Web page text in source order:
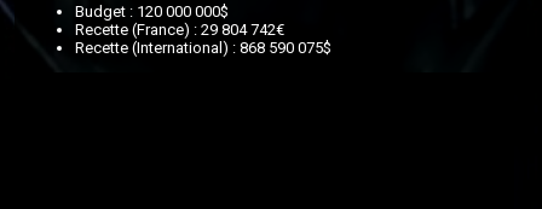
Budget : 120 000 000$
Recette (France) : 29 804 742€
Recette (International) : 868 590 075$